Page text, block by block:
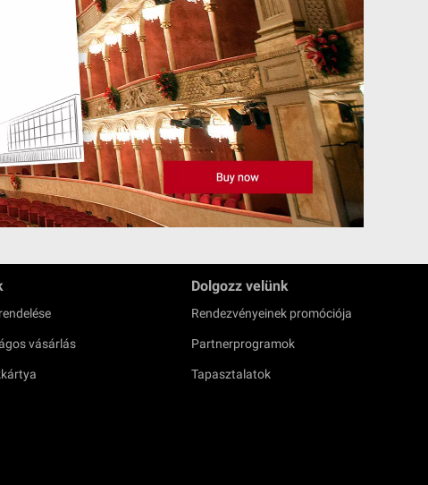
vásárlás
Dolgozz velünk
Rendezvényeinek promóciója
Partnerprogramok
Tapasztalatok